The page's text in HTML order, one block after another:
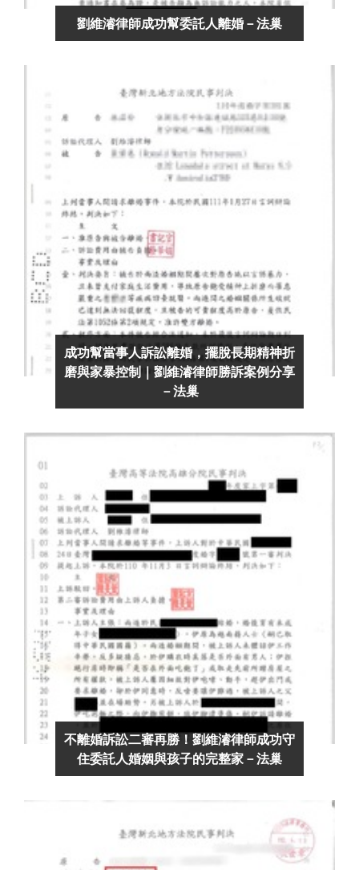
劉維濬律師成功幫委託人離婚－法巢
成功幫當事人訴訟離婚，擺脫長期精神折
磨與家暴控制｜劉維濬律師勝訴案例分享
－法巢
不離婚訴訟二審再勝！劉維濬律師成功守
住委託人婚姻與孩子的完整家－法巢